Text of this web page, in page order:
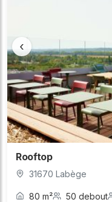
‹
Rooftop
31670 Labège
80 m² 50 debout